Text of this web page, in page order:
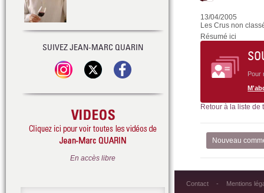
13/04/2005
Les Crus non
Résumé ici
Pour
Retour à la liste de
Nouveau
Contact Mentions
SUIVEZ JEAN-MARC QUARIN
En accès libre